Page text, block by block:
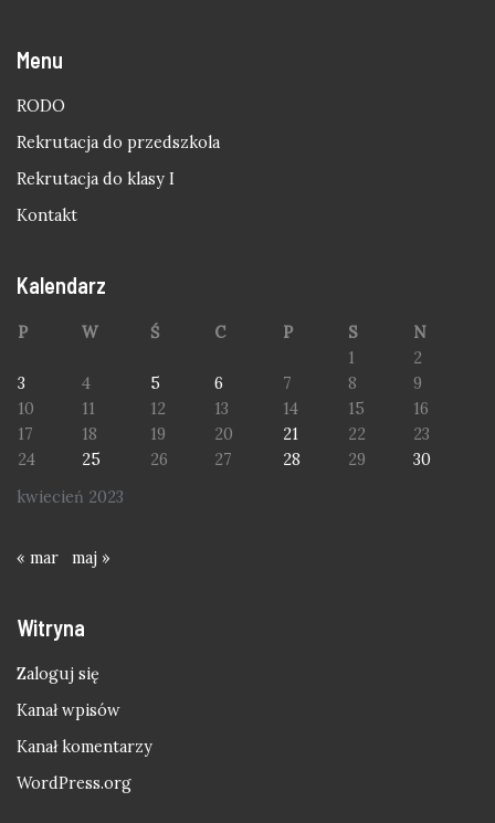
Menu
RODO
Rekrutacja do przedszkola
Rekrutacja do klasy I
Kontakt
Kalendarz
kwiecień 2023
P W Ś C P S
N
1
2
3
4 5 6 7 8
9
10
11 12 13 14 15
16
17
18 19 20 21 22
23
24
25 26 27 28 29 30
« mar maj »
Witryna
Zaloguj się
Kanał wpisów
Kanał komentarzy
WordPress.org